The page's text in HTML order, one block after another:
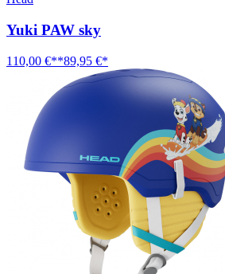
Yuki PAW sky
110,00 €**89,95 €*